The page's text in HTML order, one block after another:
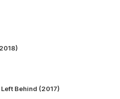
Behind (2017)